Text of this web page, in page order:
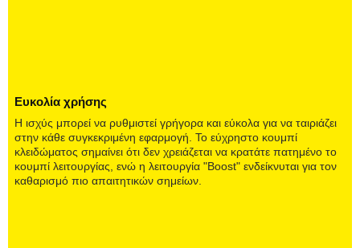
Ευκολία χρήσης
Η ισχύς μπορεί να ρυθμιστεί γρήγορα και εύκολα για να ταιριάζει
στην κάθε συγκεκριμένη εφαρμογή. Το εύχρηστο κουμπί
κλειδώματος σημαίνει ότι δεν χρειάζεται να κρατάτε πατημένο το
κουμπί λειτουργίας, ενώ η λειτουργία "Boost" ενδείκνυται για τον
καθαρισμό πιο απαιτητικών σημείων.